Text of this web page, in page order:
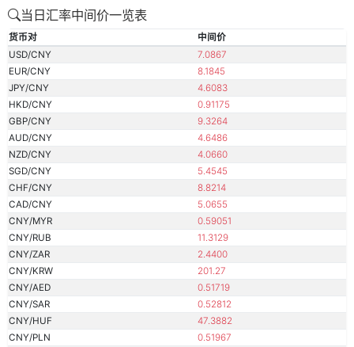
当日汇率中间价一览表
货币对
中间价
USD/CNY
7.0867
EUR/CNY
8.1845
JPY/CNY
4.6083
HKD/CNY
0.91175
GBP/CNY
9.3264
AUD/CNY
4.6486
NZD/CNY
4.0660
SGD/CNY
5.4545
CHF/CNY
8.8214
CAD/CNY
5.0655
CNY/MYR
0.59051
CNY/RUB
11.3129
CNY/ZAR
2.4400
CNY/KRW
201.27
CNY/AED
0.51719
CNY/SAR
0.52812
CNY/HUF
47.3882
CNY/PLN
0.51967